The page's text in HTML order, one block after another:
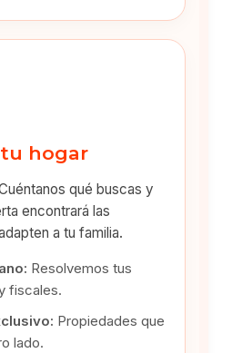
hogar
qué buscas y
encontrará las
a tu familia.
Resolvemos tus
fiscales.
Propiedades que
lado.